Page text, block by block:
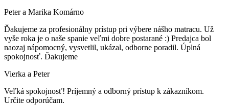
Peter a Marika Komárno
Ďakujeme za profesionálny prístup pri výbere nášho matracu. Už
vyše roka je o naše spanie veľmi dobre postarané :) Predajca bol
naozaj nápomocný, vysvetlil, ukázal, odborne poradil. Úplná
spokojnosť. Ďakujeme
Vierka a Peter
Veľká spokojnosť! Príjemný a odborný prístup k zákazníkom.
Určite odporúčam.